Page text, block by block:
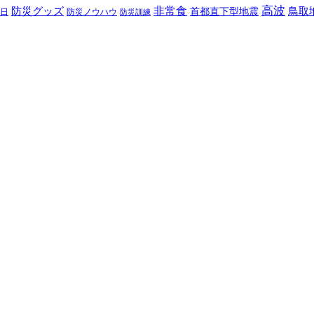
防災グッズ 防災ノウハウ 防災訓練 非常食 首都直下型地震 高波 鳥取